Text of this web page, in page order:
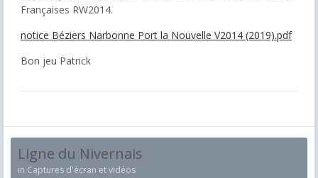
Françaises RW2014.
notice Béziers Narbonne Port la Nouvelle V2014 (2019).pdf
Bon jeu Patrick
Ligne du Nivernais
in Captures d'écran et vidéos